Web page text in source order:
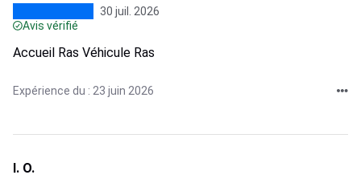
30 juil. 2026
Avis vérifié
Accueil Ras Véhicule Ras
Expérience du : 23 juin 2026
I. O.